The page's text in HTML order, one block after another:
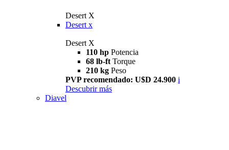
Desert X
Desert x
Desert X
110 hp Potencia
68 lb-ft Torque
210 kg Peso
PVP recomendado: U$D 24.900 i
Descubrir más
Diavel